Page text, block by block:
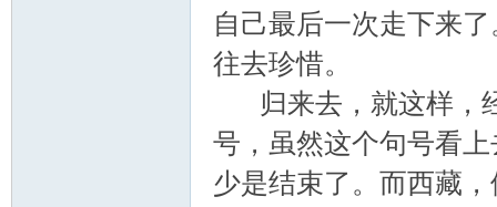
自己最后一次走下来
往去珍惜。
归来去，就这样，
号，虽然这个句号看
少是结束了。而西藏